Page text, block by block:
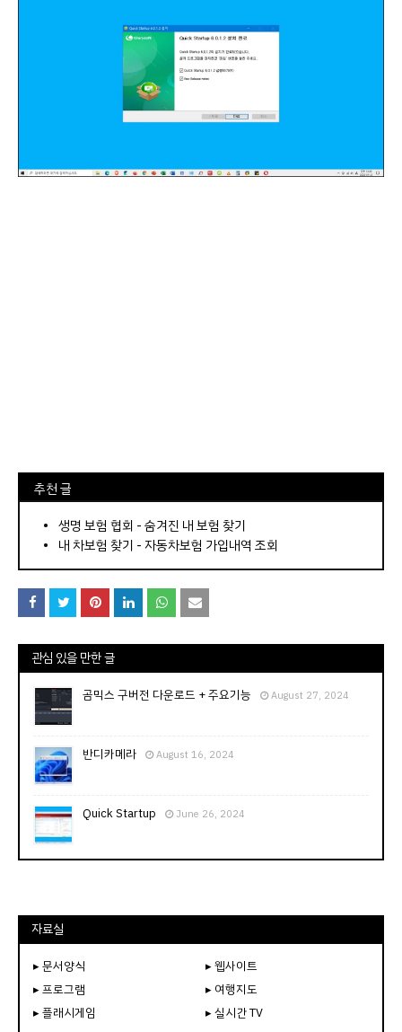
⠀추천 글
⠀­­­­­­­­؜؜؜؜­­­­­­­­؜؜؜؜• 생명 보험 협회 - 숨겨진 내 보험 찾기
내 차보험 찾기 - 자동차보험 가입내역 조회
관심 있을 만한 글
곰믹스 구버전 다운로드 + 주요기능 August 27, 2024
반디카메라 August 16, 2024
Quick Startup June 26, 2024
자료실
▸ 문서양식
▸ 웹사이트
▸ 프로그램
▸ 여행지도
▸ 플래시게임
▸ 실시간 TV